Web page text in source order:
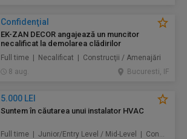
Confidenţial
EK-ZAN DECOR angajează un muncitor
necalificat la demolarea clădirilor
Full time | Necalificat | Construcţii / Amenajări
8 aug.
Bucuresti, IF
5.000 LEI
Suntem în căutarea unui instalator HVAC
Full time | Junior/Entry Level / Mid-Level | Construcţii / Amenajări